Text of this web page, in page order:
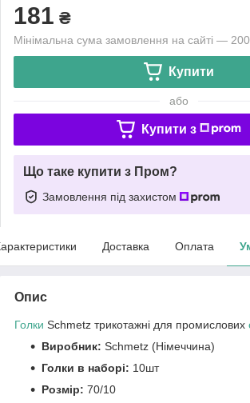
181 ₴
Мінімальна сума замовлення на сайті —
Купити
або
Купити з
Що таке купити з Пром?
Замовлення під захистом
Доставка Оплата
Опис
Голки Schmetz трикотажні для промислових
Виробник: Schmetz (Німеччина)
Голки в наборі: 10шт
Розмір: 70/10